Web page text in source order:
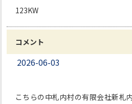
123KW
コメント
2026-06-03
こちらの中札内村の有限会社新札